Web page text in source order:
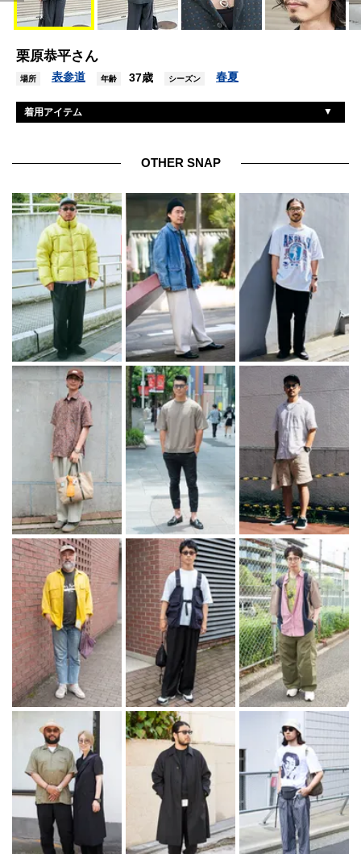
栗原恭平さん
場所 表参道 年齢 37歳 シーズン 春夏
着用アイテム
眼鏡 レイン
バッグ ジルサンダー
腕時計 カルティエ
ネックレス トムウッド
ブレスレット ロロ
リング トムウッド
OTHER SNAP